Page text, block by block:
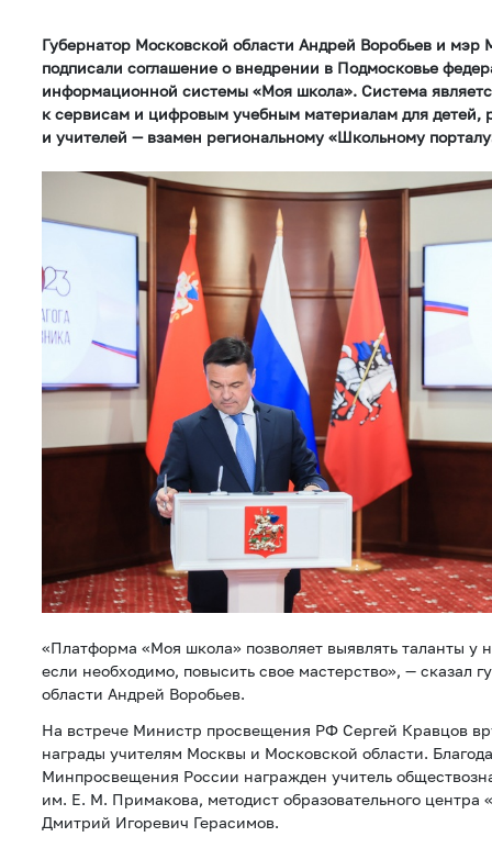
Губернатор Московской области Андрей Воробьев и
подписали соглашение о внедрении в Подмосковье
информационной системы «Моя школа». Система
к сервисам и цифровым учебным материалам для детей,
и учителей — взамен региональному «Школьному
«Платформа «Моя школа» позволяет выявлять таланты у
если необходимо, повысить свое мастерство», — сказал
области Андрей Воробьев.
На встрече Министр просвещения РФ Сергей Кравцов
награды учителям Москвы и Московской области.
Минпросвещения России награжден учитель
им. Е. М. Примакова, методист образовательного центра
Дмитрий Игоревич Герасимов.